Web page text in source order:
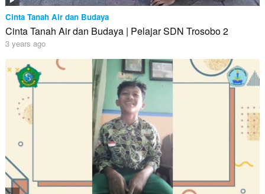
Cinta Tanah Air dan Budaya
Cinta Tanah Air dan Budaya | Pelajar SDN Trosobo 2
3 years ago